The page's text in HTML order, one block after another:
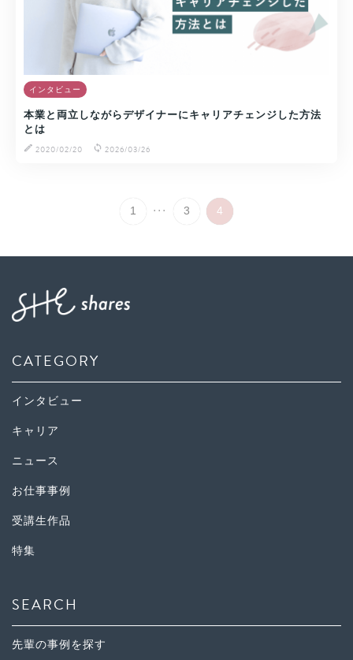
インタビュー
本業と両立しながらデザイナーにキャリアチェンジした方法
とは
2020/02/20
2026/03/26
1 ... 3 4
CATEGORY
インタビュー
キャリア
ニュース
お仕事事例
受講生作品
特集
SEARCH
先輩の事例を探す